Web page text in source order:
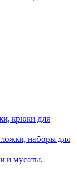
крюки для
наборы для
и мусаты,